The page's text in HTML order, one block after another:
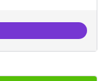
d'ateneus -